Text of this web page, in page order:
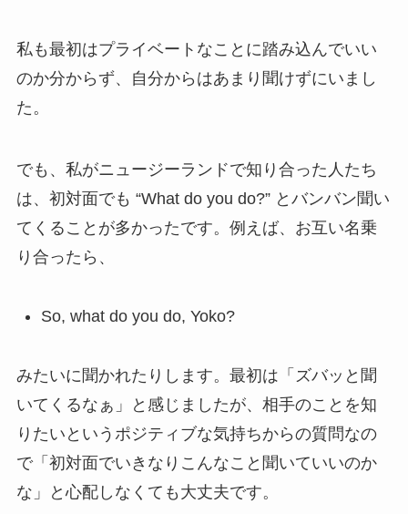
私も最初はプライベートなことに踏み込んでいい
のか分からず、自分からはあまり聞けずにいまし
た。
でも、私がニュージーランドで知り合った人たち
は、初対面でも “What do you do?” とバンバン聞い
てくることが多かったです。例えば、お互い名乗
り合ったら、
So, what do you do, Yoko?
みたいに聞かれたりします。最初は「ズバッと聞
いてくるなぁ」と感じましたが、相手のことを知
りたいというポジティブな気持ちからの質問なの
で「初対面でいきなりこんなこと聞いていいのか
な」と心配しなくても大丈夫です。